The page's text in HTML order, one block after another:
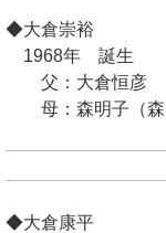
◆大倉崇裕
1968年 誕生
父：大倉恒彦
母：森明子（森
◆大倉康平